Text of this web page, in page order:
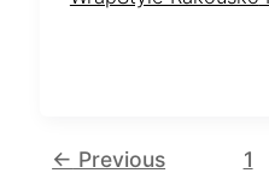
← Previous 1